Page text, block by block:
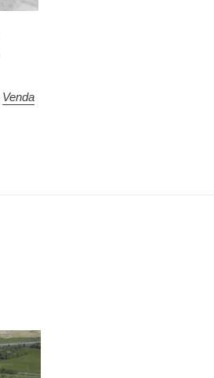
Venda